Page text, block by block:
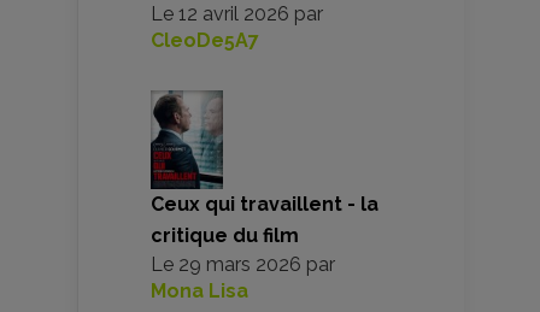
Le 12 avril 2026 par
CleoDe5A7
Ceux qui travaillent - la
critique du film
Le 29 mars 2026 par
Mona Lisa